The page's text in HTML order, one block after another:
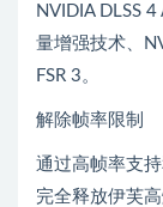
NVIDIA DLSS
量增强技术、
FSR 3。
解除帧率限制
通过高帧率支
完全释放伊芙